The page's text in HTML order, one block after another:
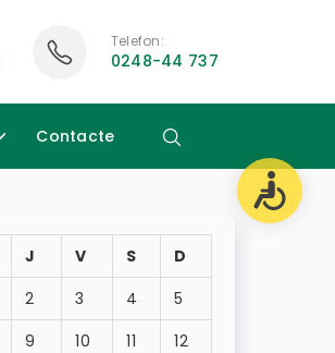
Telefon:
0248-44 737
Contacte
J V S
D
2 3 4
5
9 10 11
12